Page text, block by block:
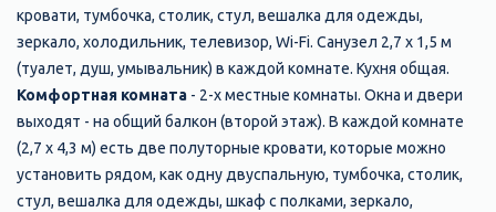
кровати, тумбочка, столик, стул, вешалка для одежды,
зеркало, холодильник, телевизор, Wi-Fi. Санузел 2,7 х 1,5 м
(туалет, душ, умывальник) в каждой комнате. Кухня общая.
Комфортная комната - 2-х местные комнаты. Окна и двери
выходят - на общий балкон (второй этаж). В каждой комнате
(2,7 х 4,3 м) есть две полуторные кровати, которые можно
установить рядом, как одну двуспальную, тумбочка, столик,
стул, вешалка для одежды, шкаф с полками, зеркало,